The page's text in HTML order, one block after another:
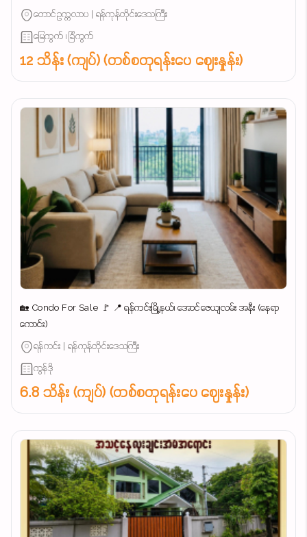
တောင်ဥက္ကလာပ | ရန်ကုန်တိုင်းဒေသကြီး
မြေကွက် ၊ ခြံကွက်
12 သိန်း (ကျပ်) (တစ်စတုရန်းပေ ဈေးနှုန်း)
🏡 Condo For Sale 🚩 📍 ရန်ကင်းမြို့နယ်၊ အောင်ဇေယျလမ်း အနီး (နေရာ
ကောင်း)
ရန်ကင်း | ရန်ကုန်တိုင်းဒေသကြီး
ကွန်ဒို
6.8 သိန်း (ကျပ်) (တစ်စတုရန်းပေ ဈေးနှုန်း)